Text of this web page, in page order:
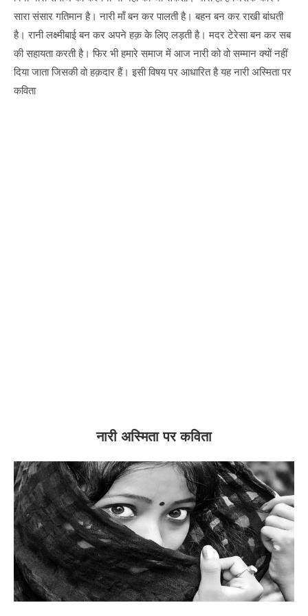
सारा संसार गतिमान है। नारी माँ बन कर पालती है। बहन बन कर राखी बांधती
है। रानी लक्ष्मीबाई बन कर अपने हक़ के लिए लड़ती है। मदर टेरेसा बन कर सब
की सहायता करती है। फिर भी हमारे समाज में आज नारी को वो सम्मान क्यों नहीं
दिया जाता जिसकी वो हक़दार हैं। इसी विषय पर आधारित है यह नारी अस्मिता पर
कविता
नारी अस्मिता पर कविता